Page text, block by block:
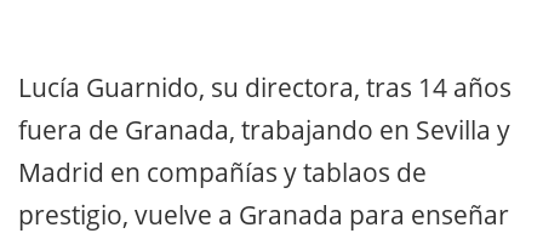
Lucía Guarnido, su directora, tras 14 años
fuera de Granada, trabajando en Sevilla y
Madrid en compañías y tablaos de
prestigio, vuelve a Granada para enseñar